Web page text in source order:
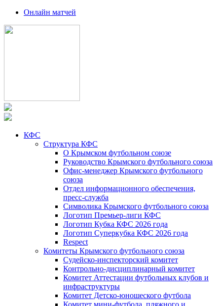
Онлайн матчей
КФС
Структура КФС
О Крымском футбольном союзе
Руководство Крымского футбольного союза
Офис-менеджер Крымского футбольного
союза
Отдел информационного обеспечения,
пресс-служба
Символика Крымского футбольного союза
Логотип Премьер-лиги КФС
Логотип Кубка КФС 2026 года
Логотип Суперкубка КФС 2026 года
Respect
Комитеты Крымского футбольного союза
Судейско-инспекторский комитет
Контрольно-дисциплинарный комитет
Комитет Аттестации футбольных клубов и
инфраструктуры
Комитет Детско-юношеского футбола
Комитет мини-футбола, пляжного и